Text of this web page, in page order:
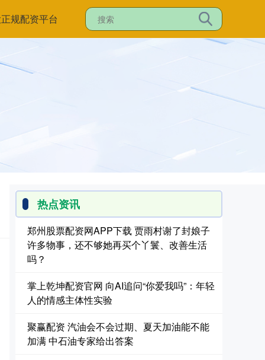
规配资平台
热点资讯
郑州股票配资网APP下载 贾雨村谢了封娘子
许多物事，还不够她再买个丫鬟、改善生活
吗？
掌上乾坤配资官网 向AI追问“你爱我吗”：年轻
人的情感主体性实验
聚赢配资 汽油会不会过期、夏天加油能不能
加满 中石油专家给出答案